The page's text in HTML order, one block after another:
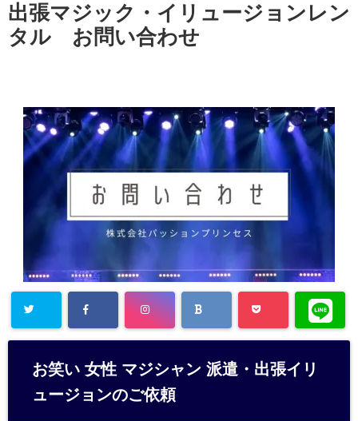
出張マジック・イリュージョンレン
タル お問い合わせ
お笑い 女性 マジシャン 派遣・出張イリ
ュージョンのご依頼